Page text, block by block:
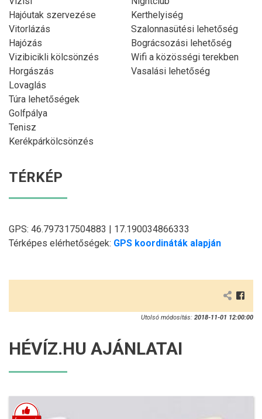
Hajóutak szervezése
Vitorlázás
Hajózás
Vizibicikli kölcsönzés
Horgászás
Lovaglás
Túra lehetőségek
Golfpálya
Tenisz
Kerékpárkölcsönzés
Kerthelyiség
Szalonnasütési lehetőség
Bográcsozási lehetőség
Wifi a közösségi terekben
Vasalási lehetőség
TÉRKÉP
GPS: 46.797317504883 | 17.190034866333
Térképes elérhetőségek: GPS koordináták alapján
Utolsó módosítás: 2018-11-01 12:00:00
HÉVÍZ.HU AJÁNLATAI